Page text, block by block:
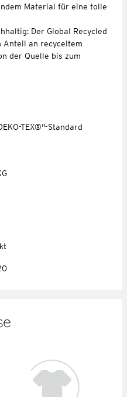
Material für eine tolle
Der Global Recycled
Anteil an recyceltem
der Quelle bis zum
TEX®"-Standard